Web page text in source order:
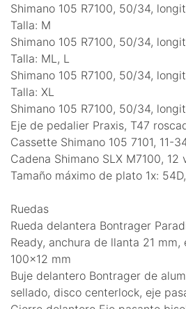
Shimano 105 R7100, 50/34,
Talla: M
Shimano 105 R7100, 50/34,
Talla: ML, L
Shimano 105 R7100, 50/34,
Talla: XL
Shimano 105 R7100, 50/34,
Eje de pedalier Praxis, T47
Cassette Shimano 105 7101, 11-
Cadena Shimano SLX M7100, 12
Tamaño máximo de plato 1x:
Ruedas
Rueda delantera Bontrager
Ready, anchura de llanta 21
100x12 mm
Buje delantero Bontrager de
sellado, disco centerlock, eje